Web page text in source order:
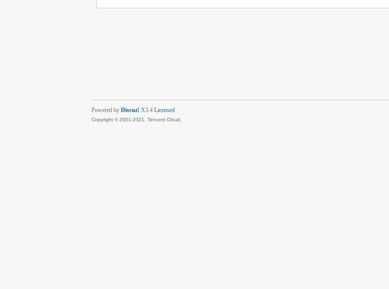
Powered by Discuz! X3.4 Licensed
Copyright © 2001-2021, Tencent Cloud.